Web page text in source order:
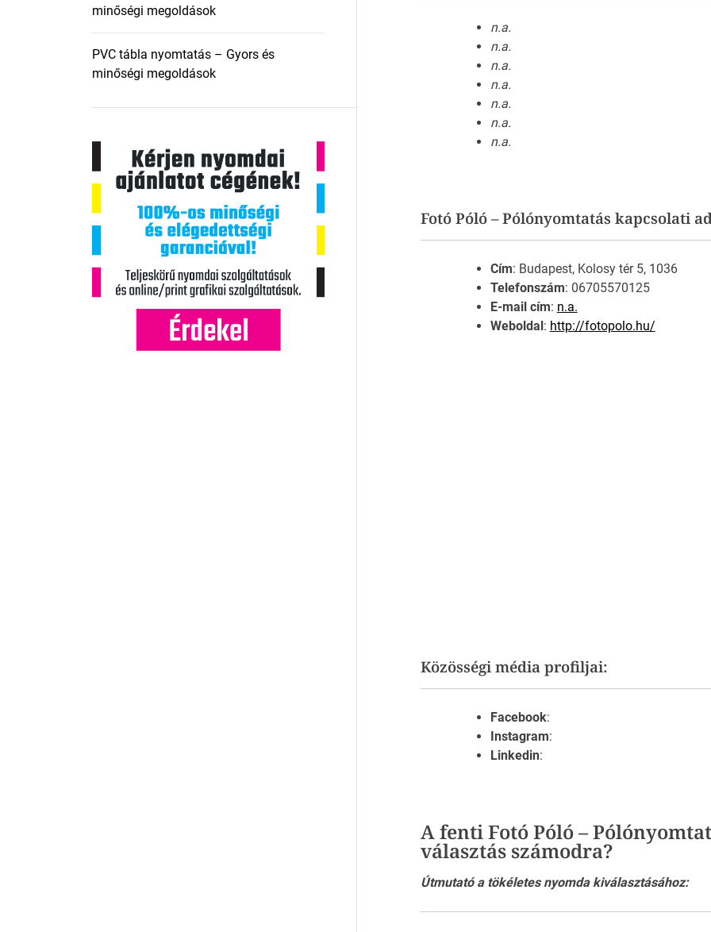
n.a.
n.a.
n.a.
n.a.
n.a.
n.a.
n.a.
Fotó Póló – Pólónyomtatás kapcsolati
Cím: Budapest, Kolosy tér 5, 1036
Telefonszám: 06705570125
E-mail cím: n.a.
Weboldal: http://fotopolo.hu/
Közösségi média profiljai:
Facebook:
Instagram:
Linkedin:
A fenti Fotó Póló –
választás számodra?
Útmutató a tökéletes nyomda kiválasztásához:
minőségi megoldások
PVC tábla nyomtatás – Gyors és
minőségi megoldások